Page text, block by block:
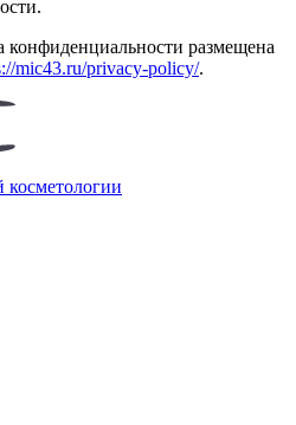
размещена
mic43.ru/privacy-policy/.